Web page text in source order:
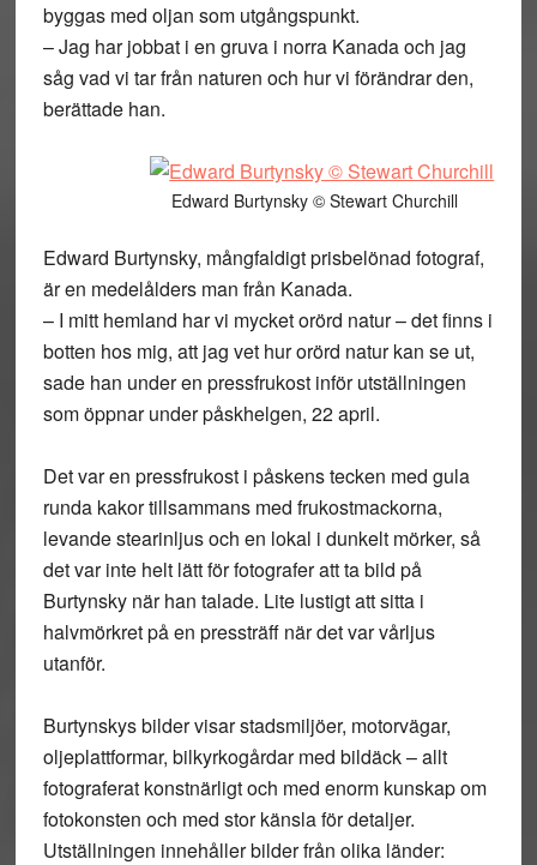
byggas med oljan som utgångspunkt.
– Jag har jobbat i en gruva i norra Kanada och jag
såg vad vi tar från naturen och hur vi förändrar den,
berättade han.
Edward Burtynsky © Stewart Churchill
Edward Burtynsky, mångfaldigt prisbelönad fotograf,
är en medelålders man från Kanada.
– I mitt hemland har vi mycket orörd natur – det finns i
botten hos mig, att jag vet hur orörd natur kan se ut,
sade han under en pressfrukost inför utställningen
som öppnar under påskhelgen, 22 april.
Det var en pressfrukost i påskens tecken med gula
runda kakor tillsammans med frukostmackorna,
levande stearinljus och en lokal i dunkelt mörker, så
det var inte helt lätt för fotografer att ta bild på
Burtynsky när han talade. Lite lustigt att sitta i
halvmörkret på en pressträff när det var vårljus
utanför.
Burtynskys bilder visar stadsmiljöer, motorvägar,
oljeplattformar, bilkyrkogårdar med bildäck – allt
fotograferat konstnärligt och med enorm kunskap om
fotokonsten och med stor känsla för detaljer.
Utställningen innehåller bilder från olika länder: